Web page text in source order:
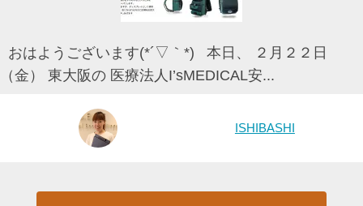
おはようございます(*´▽｀*) 本日、 ２月２２日
（金） 東大阪の 医療法人I’sMEDICAL安...
ISHIBASHI